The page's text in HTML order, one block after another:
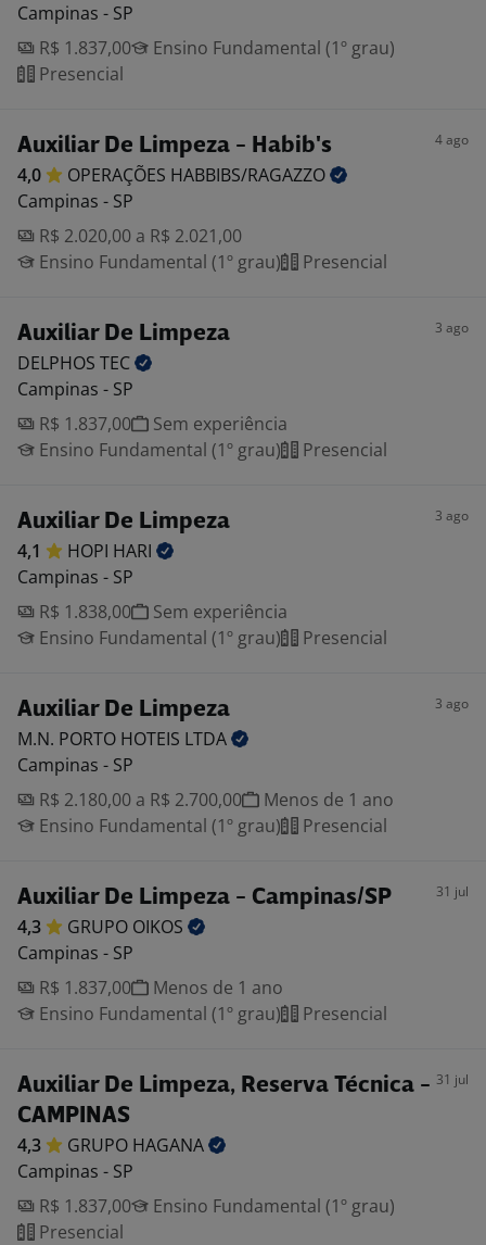
Campinas - SP
R$ 1.837,00
Ensino Fundamental (1º grau)
Presencial
Auxiliar De Limpeza - Habib's 4 ago
4,0 OPERAÇÕES HABBIBS/RAGAZZO
Campinas - SP
R$ 2.020,00 a R$ 2.021,00
Ensino Fundamental (1º grau)
Presencial
Auxiliar De Limpeza 3 ago
DELPHOS TEC
Campinas - SP
R$ 1.837,00
Sem experiência
Ensino Fundamental (1º grau)
Presencial
Auxiliar De Limpeza 3 ago
4,1 HOPI HARI
Campinas - SP
R$ 1.838,00
Sem experiência
Ensino Fundamental (1º grau)
Presencial
Auxiliar De Limpeza 3 ago
M.N. PORTO HOTEIS LTDA
Campinas - SP
R$ 2.180,00 a R$ 2.700,00
Menos de 1 ano
Ensino Fundamental (1º grau)
Presencial
Auxiliar De Limpeza - Campinas/SP 31 jul
4,3 GRUPO OIKOS
Campinas - SP
R$ 1.837,00
Menos de 1 ano
Ensino Fundamental (1º grau)
Presencial
Auxiliar De Limpeza, Reserva Técnica -
CAMPINAS
31 jul
4,3 GRUPO HAGANA
Campinas - SP
R$ 1.837,00
Ensino Fundamental (1º grau)
Presencial